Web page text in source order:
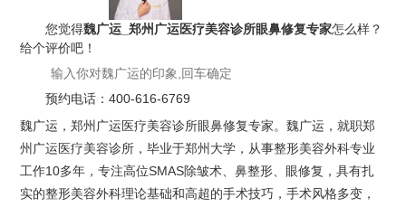
您觉得魏广运_郑州广运医疗美容诊所眼鼻修复专家怎么样？
给个评价吧！
预约电话：400-616-6769
魏广运，郑州广运医疗美容诊所眼鼻修复专家。魏广运，就职郑
州广运医疗美容诊所，毕业于郑州大学，从事整形美容外科专业
工作10多年，专注高位SMAS除皱术、鼻整形、眼修复，具有扎
实的整形美容外科理论基础和高超的手术技巧，手术风格多变，